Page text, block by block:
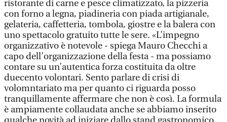
ristorante di carne e pesce climatizzato, la pizzeria
con forno a legna, piadineria con piada artigianale,
gelateria, caffetteria, tombola, giostre e la balera con
uno spettacolo gratuito tutte le sere. «L’impegno
organizzativo è notevole - spiega Mauro Checchi a
capo dell’organizzazione della festa - ma possiamo
contare su un’autentica forza costituita da oltre
duecento volontari. Sento parlare di crisi di
volomntariato ma per quanto ci riguarda posso
tranquillamente affermare che non è così. La formula
è ampiamente collaudata anche se abbiamo inserito